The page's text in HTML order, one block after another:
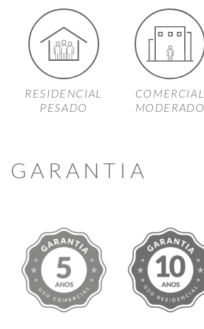
RESIDENCIAL
PESADO
COMERCIAL
MODERADO
GARANTIA